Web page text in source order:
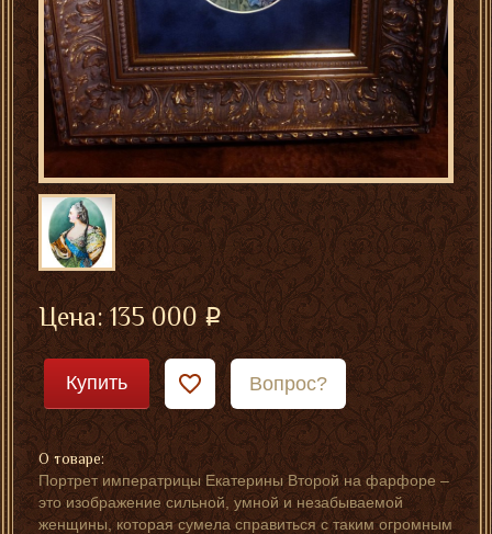
Цена:135 000
Купить Вопрос?
О товаре:
Портрет императрицы Екатерины Второй на фарфоре –
это изображение сильной, умной и незабываемой
женщины, которая сумела справиться с таким огромным